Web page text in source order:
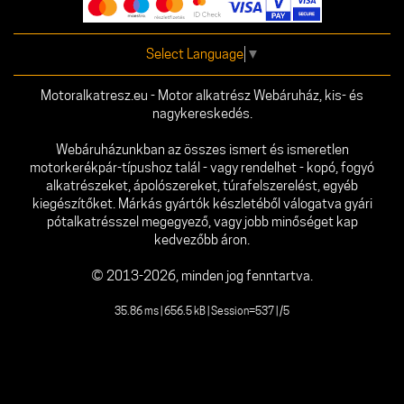
Select Language ▼
Motoralkatresz.eu - Motor alkatrész Webáruház, kis- és
nagykereskedés.
Webáruházunkban az összes ismert és ismeretlen
motorkerékpár-típushoz talál - vagy rendelhet - kopó, fogyó
alkatrészeket, ápolószereket, túrafelszerelést, egyéb
kiegészítőket. Márkás gyártók készletéből válogatva gyári
pótalkatrésszel megegyező, vagy jobb minőséget kap
kedvezőbb áron.
© 2013-2026, minden jog fenntartva.
35.86 ms | 656.5 kB | Session=537 | /5